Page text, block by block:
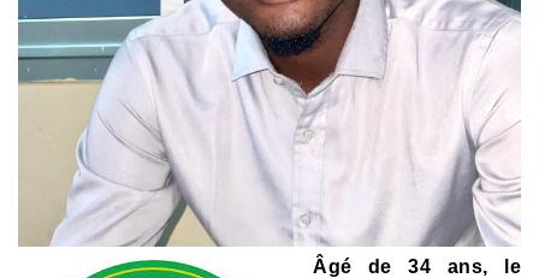
Âgé de 34 ans, le